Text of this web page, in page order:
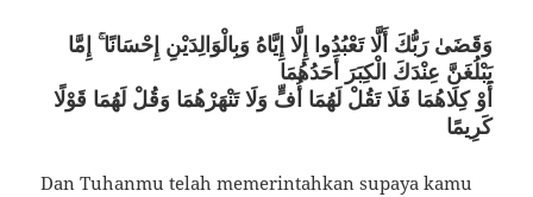
وَقَضَىٰ رَبُّكَ أَلَّا تَعْبُدُوا إِلَّا إِيَّاهُ وَبِالْوَالِدَيْنِ إِحْسَانًا ۚ إِمَّا
يَبْلُغَنَّ عِنْدَكَ الْكِبَرَ أَحَدُهُمَا
أَوْ كِلَاهُمَا فَلَا تَقُلْ لَهُمَا أُفٍّ وَلَا تَنْهَرْهُمَا وَقُلْ لَهُمَا قَوْلًا
كَرِيمًا
Dan Tuhanmu telah memerintahkan supaya kamu